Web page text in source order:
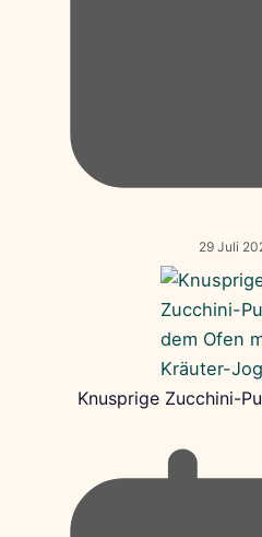
29 Juli
Knusprige Zucchini-